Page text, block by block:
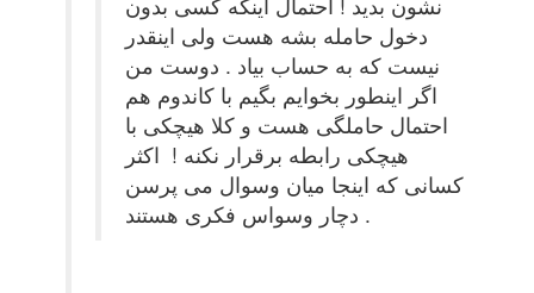
دخول حامله بشه هست ولی اینقدر
نیست که به حساب بیاد . دوست من
اگر اینطور بخوایم بگیم با کاندوم هم
احتمال حاملگی هست و کلا هیچکی با
هیچکی رابطه برقرار نکنه ! اکثر
کسانی که اینجا میان وسوال می پرسن
دچار وسواس فکری هستند .